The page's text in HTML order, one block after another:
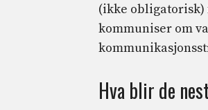
(ikke obligatorisk)
kommuniser om
Hva blir de